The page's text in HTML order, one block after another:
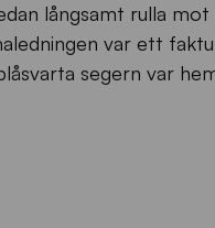
långsamt rulla mot
var ett
segern var